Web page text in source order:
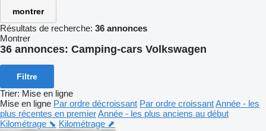
montrer
Résultats de recherche: 36 annonces
Montrer
36 annonces: Camping-cars Volkswagen
Filtre
Trier: Mise en ligne
Mise en ligne Par ordre décroissant Par ordre croissantAnnée - les
plus récentes en premierAnnée - les plus anciens au début
Kilométrage ⬊ Kilométrage ⬈